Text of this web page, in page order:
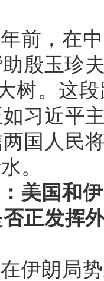
前，在
助殷玉珍
树。这
习近平
国人民
。
美国和
正发挥
伊朗局